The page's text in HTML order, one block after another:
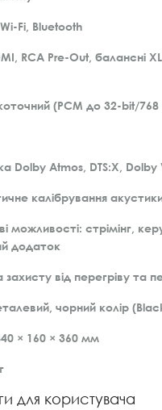
Fi, Bluetooth
RCA Pre-Out, балансні
(PCM до 32-bit/768
Dolby Atmos, DTS:X, Dolby
калібрування
можливості: стрімінг,
додаток
від перегріву та
чорний колір
× 160 × 360 мм
для користувача